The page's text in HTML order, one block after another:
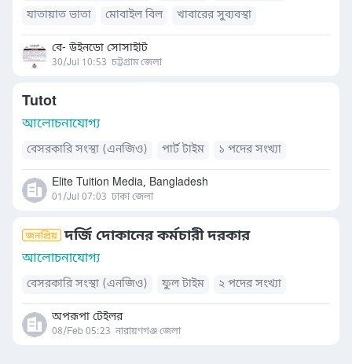
যাতায়াত ভাতা
মোবাইল বিল খাবারের সুব্যবস্থা
বে- উইনডো সোসাইটি
30/Jul 10:53 চট্টগ্রাম জেলা
Tutot
আলোচনাযোগ্য
বেসরকারি সংস্থা (এনজিও) পার্ট টাইম ১ পদের সংখ্যা
Elite Tuition Media, Bangladesh
01/Jul 07:03 ঢাকা জেলা
দর্জি দোকানের কর্মচারী দরকার
আলোচনাযোগ্য
বেসরকারি সংস্থা (এনজিও) ফুল টাইম ২ পদের সংখ্যা
অপরূপা টেইলর
08/Feb 05:23 নারায়ণগঞ্জ জেলা